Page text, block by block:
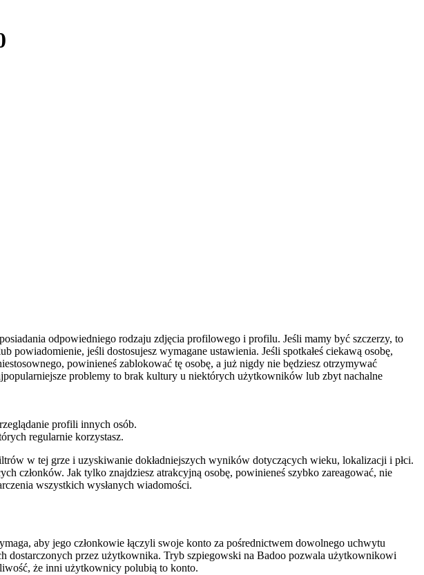
odpowiedniego rodzaju zdjęcia profilowego i profilu. Jeśli mamy być szczerzy, to
jeśli dostosujesz wymagane ustawienia. Jeśli spotkałeś ciekawą osobę,
powinieneś zablokować tę osobę, a już nigdy nie będziesz otrzymywać
problemy to brak kultury u niektórych użytkowników lub zbyt nachalne
profili innych osób.
regularnie korzystasz.
w tej grze i uzyskiwanie dokładniejszych wyników dotyczących wieku, lokalizacji i płci.
członków. Jak tylko znajdziesz atrakcyjną osobę, powinieneś szybko zareagować, nie
wszystkich wysłanych wiadomości.
aby jego członkowie łączyli swoje konto za pośrednictwem dowolnego uchwytu
przez użytkownika. Tryb szpiegowski na Badoo pozwala użytkownikowi
że inni użytkownicy polubią to konto.